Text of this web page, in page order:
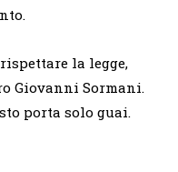
la legge,
Giovanni Sormani.
porta solo guai.